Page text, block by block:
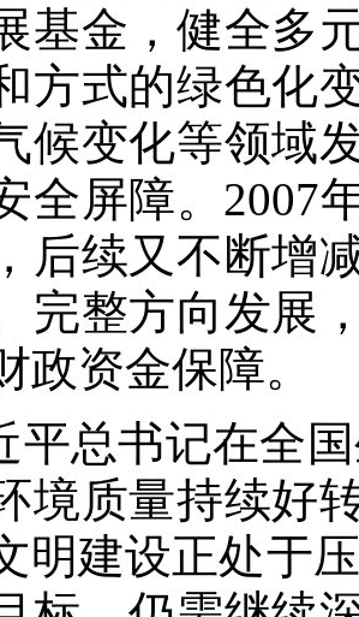
基金，健全多
方式的绿色化
候变化等领域
全屏障。2007
后续又不断增
完整方向发展
政资金保障。
平总书记在全
境质量持续好
明建设正处于